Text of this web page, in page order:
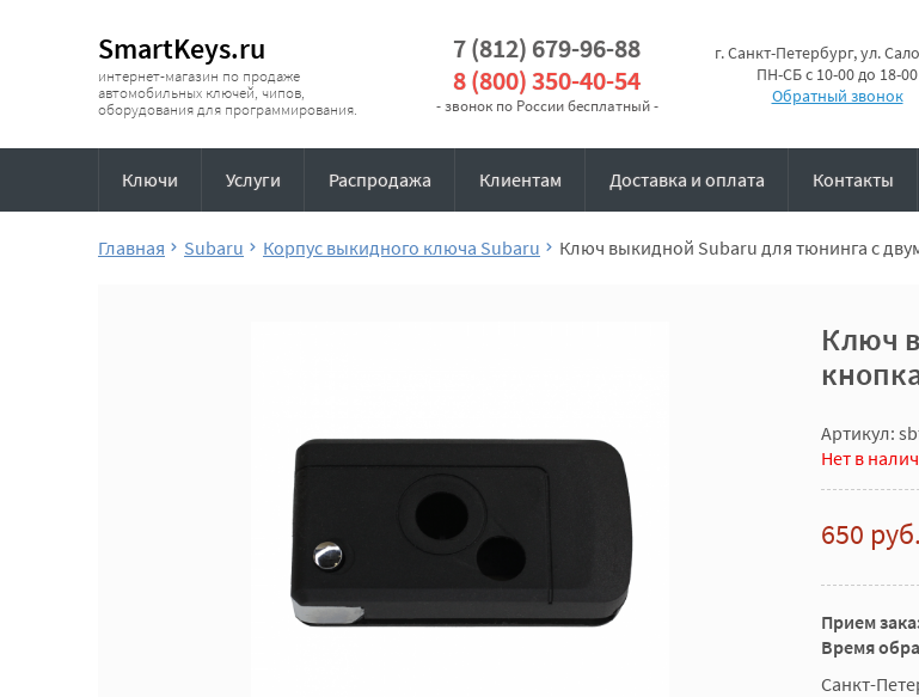
SmartKeys.ru
интернет-магазин по продаже
автомобильных ключей, чипов,
оборудования для программирования.
7 (812) 679-96-88
8 (800) 350-40-54
- звонок по России бесплатный -
г. Санкт-Петербург, ул.
ПН-СБ с 10-00 до 18-00
Обратный звонок
Ключи Услуги Распродажа Клиентам Доставка и оплата Контакты
Главная Subaru Корпус выкидного ключа Subaru Ключ выкидной Subaru для тюнинга с
Ключ
Артикул:
Нет в
650 руб.
Прием
Время
Санкт-